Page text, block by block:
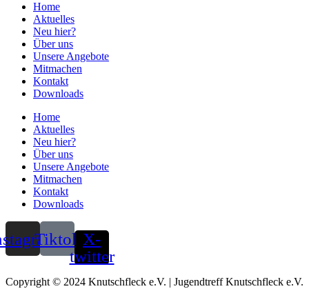
Home
Aktuelles
Neu hier?
Über uns
Unsere Angebote
Mitmachen
Kontakt
Downloads
Home
Aktuelles
Neu hier?
Über uns
Unsere Angebote
Mitmachen
Kontakt
Downloads
Tiktok X-
twitter
Copyright © 2024 Knutschfleck e.V. | Jugendtreff Knutschfleck e.V.